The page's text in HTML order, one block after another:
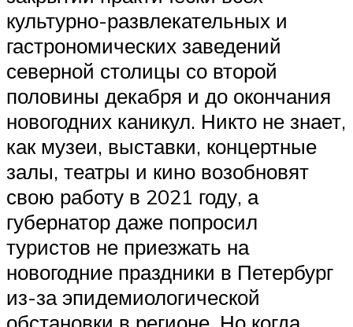
культурно-развлекательных и
гастрономических заведений
северной столицы со второй
половины декабря и до окончания
новогодних каникул. Никто не знает,
как музеи, выставки, концертные
залы, театры и кино возобновят
свою работу в 2021 году, а
губернатор даже попросил
туристов не приезжать на
новогодние праздники в Петербург
из-за эпидемиологической